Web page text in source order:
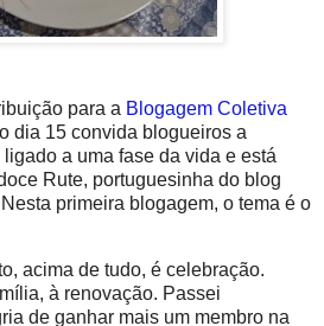
para a Blogagem Coletiva
dia 15 convida blogueiros a
a uma fase da vida e está
Rute, portuguesinha do blog
primeira blogagem, o tema é o
acima de tudo, é celebração.
à renovação. Passei
de ganhar mais um membro na